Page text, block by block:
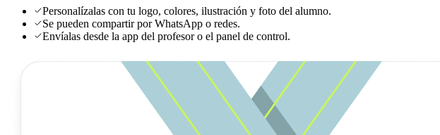
Personalízalas con tu logo, colores, ilustración y foto del alumno.
Se pueden compartir por WhatsApp o redes.
Envíalas desde la app del profesor o el panel de control.